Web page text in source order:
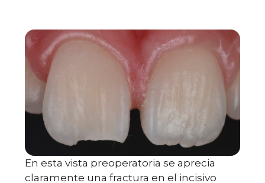
En esta vista preoperatoria se aprecia
claramente una fractura en el incisivo